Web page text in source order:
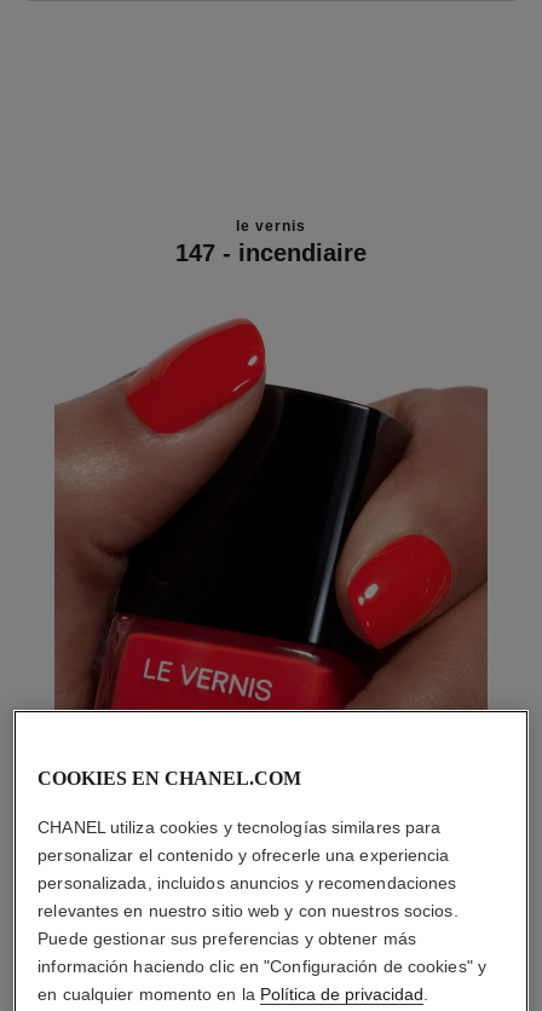
le vernis
147 - incendiaire
COOKIES EN CHANEL.COM
CHANEL utiliza cookies y tecnologías similares para
personalizar el contenido y ofrecerle una experiencia
personalizada, incluidos anuncios y recomendaciones
relevantes en nuestro sitio web y con nuestros socios.
Puede gestionar sus preferencias y obtener más
información haciendo clic en "Configuración de cookies" y
en cualquier momento en la Política de privacidad